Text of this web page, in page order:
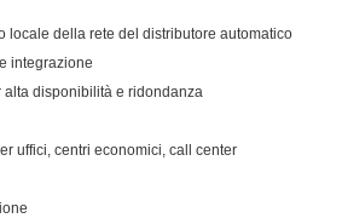
Lasciate un
Ti richiameremo
locale della rete del distributore automatico
integrazione
alta disponibilità e ridondanza
uffici, centri economici, call center